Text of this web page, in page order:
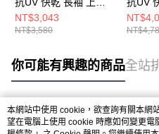
黑
NT$3,043
NT$3,580
你可能有興趣的商品全站
熱門標籤
本網站中使用 cookie，欲查詢有關本網
望在電腦上使用 cookie 時應如何變更電